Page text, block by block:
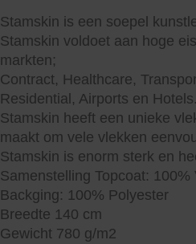
Stamskin is een soepel
Stamskin voldoet aan hoge
markten;
Contract, Healthcare,
Residential, Airports en
Stamskin heeft een unieke
maakt om vele vlekken
Stamskin is enorm sterk en
Samenstelling Topcoat: 100%
Backging: 100% Polyester
Breedte 140 cm
Gewicht 780 g/m2